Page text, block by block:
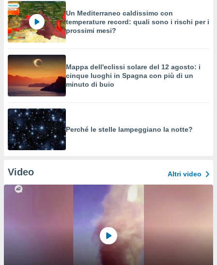
Un Mediterraneo caldissimo con
temperature record: quali sono i rischi per i
prossimi mesi?
Mappa dell'eclissi solare del 12 agosto: i
cinque luoghi in Spagna con più di un
minuto di buio
Perché le stelle lampeggiano la notte?
Video Altri video